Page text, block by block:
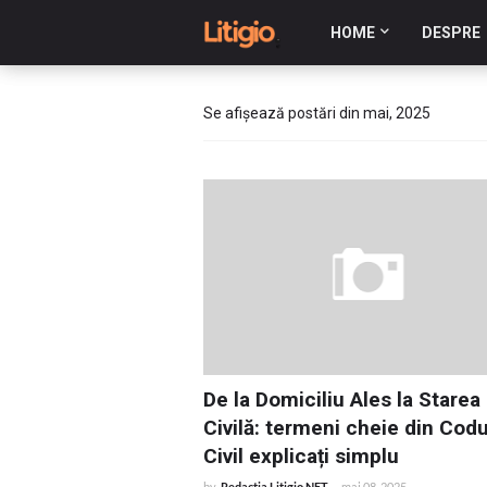
HOME DESPRE
Se afișează postări din mai, 2025
De la Domiciliu Ales la Starea
Civilă: termeni cheie din
Civil explicați simplu